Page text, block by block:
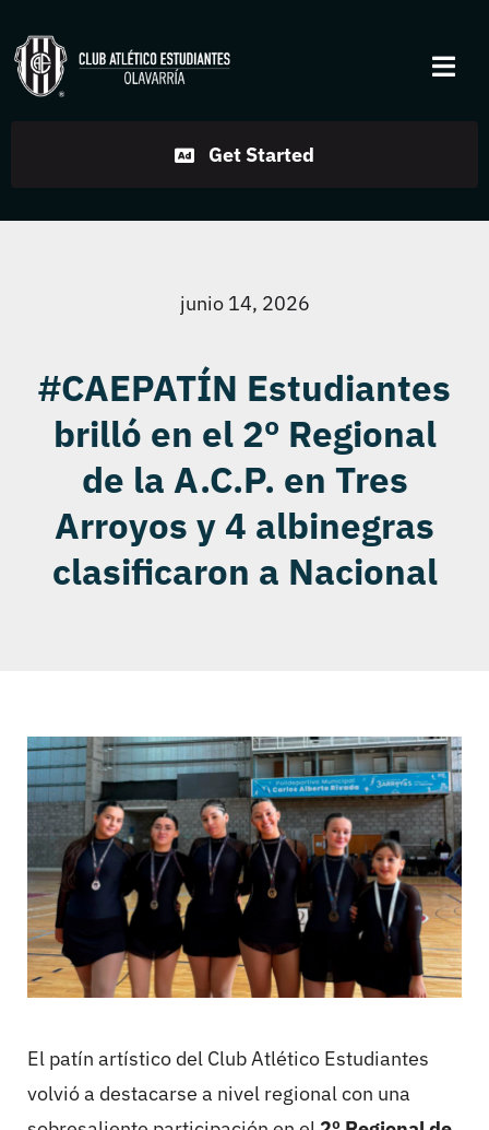
to
content
Disciplinas
Contacto
Get Started
junio 14, 2026
#CAEPATÍN Estudiantes
brilló en el 2º Regional
de la A.C.P. en Tres
Arroyos y 4 albinegras
clasificaron a Nacional
El patín artístico del Club Atlético Estudiantes
volvió a destacarse a nivel regional con una